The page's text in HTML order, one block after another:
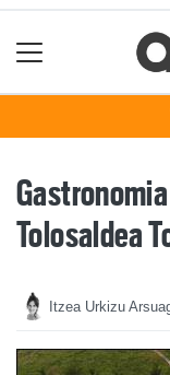
Tolosaldea
Itzea Urkizu